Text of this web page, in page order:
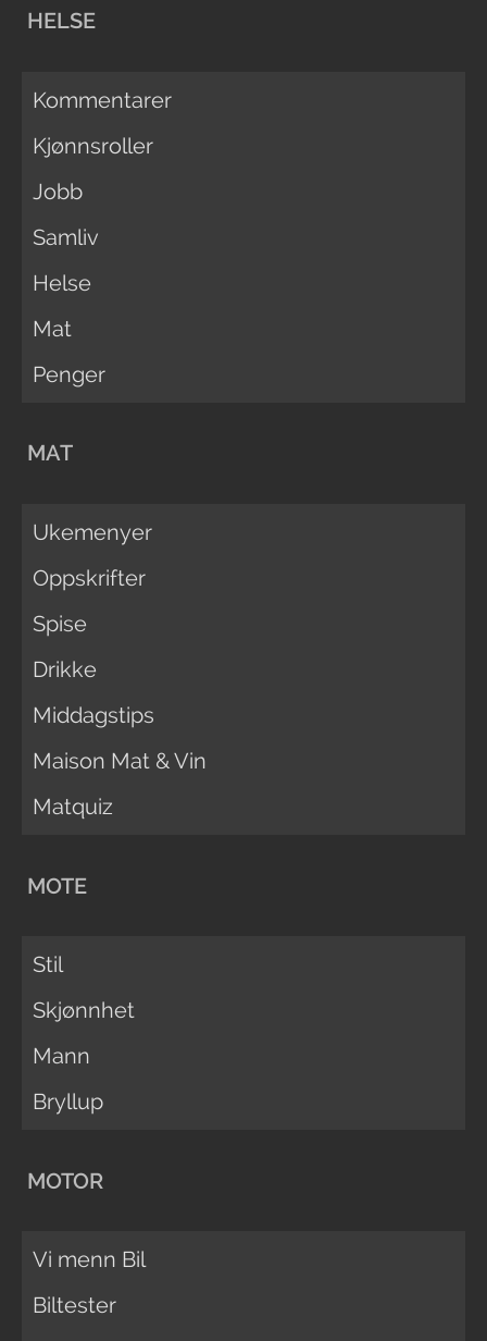
HELSE
Kommentarer
Kjønnsroller
Jobb
Samliv
Helse
Mat
Penger
MAT
Ukemenyer
Oppskrifter
Spise
Drikke
Middagstips
Maison Mat & Vin
Matquiz
MOTE
Stil
Skjønnhet
Mann
Bryllup
MOTOR
Vi menn Bil
Biltester